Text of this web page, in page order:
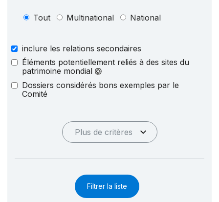
Tout Multinational National
inclure les relations secondaires
Éléments potentiellement reliés à des sites du
patrimoine mondial
Dossiers considérés bons exemples par le
Comité
Plus de critères
Filtrer la liste